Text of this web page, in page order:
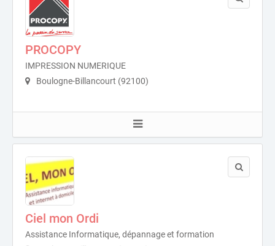
PROCOPY
IMPRESSION NUMERIQUE
Boulogne-Billancourt (92100)
Ciel mon Ordi
Assistance Informatique, dépannage et formation